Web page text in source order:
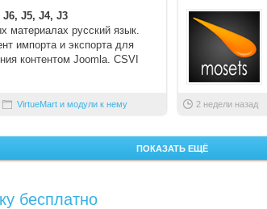
J5, J4, J3
материалах русский язык.
импорта и экспорта для
контентом Joomla. CSVI
VirtueMart и модули к нему 2 недели назад
ПОКАЗАТЬ ЕЩЁ
бесплатно